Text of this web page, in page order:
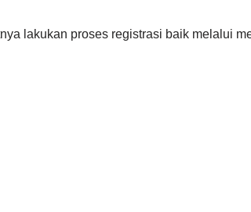
lakukan proses registrasi baik melalui